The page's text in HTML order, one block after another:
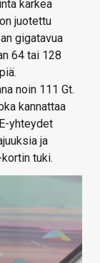
kärkeä
juotettu
gigatavua
64 tai 128
noin 111 Gt.
kannattaa
yhteydet
ja
tuki.